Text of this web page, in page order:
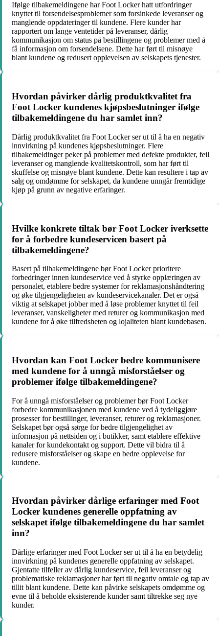
Ifølge tilbakemeldingene har Foot Locker hatt utfordringer
knyttet til forsendelsesproblemer som forsinkede leveranser og
manglende oppdateringer til kundene. Flere kunder har
rapportert om lange ventetider på leveranser, dårlig
kommunikasjon om status på bestillingene og problemer med å
få informasjon om forsendelsene. Dette har ført til misnøye
blant kundene og redusert opplevelsen av selskapets tjenester.
Hvordan påvirker dårlig produktkvalitet fra
Foot Locker kundenes kjøpsbeslutninger ifølge
tilbakemeldingene du har samlet inn?
Dårlig produktkvalitet fra Foot Locker ser ut til å ha en negativ
innvirkning på kundenes kjøpsbeslutninger. Flere
tilbakemeldinger peker på problemer med defekte produkter, feil
leveranser og manglende kvalitetskontroll, som har ført til
skuffelse og misnøye blant kundene. Dette kan resultere i tap av
salg og omdømme for selskapet, da kundene unngår fremtidige
kjøp på grunn av negative erfaringer.
Hvilke konkrete tiltak bør Foot Locker iverksette
for å forbedre kundeservicen basert på
tilbakemeldingene?
Basert på tilbakemeldingene bør Foot Locker prioritere
forbedringer innen kundeservice ved å styrke opplæringen av
personalet, etablere bedre systemer for reklamasjonshåndtering
og øke tilgjengeligheten av kundeservicekanaler. Det er også
viktig at selskapet jobber med å løse problemer knyttet til feil
leveranser, vanskeligheter med returer og kommunikasjon med
kundene for å øke tilfredsheten og lojaliteten blant kundebasen.
Hvordan kan Foot Locker bedre kommunisere
med kundene for å unngå misforståelser og
problemer ifølge tilbakemeldingene?
For å unngå misforståelser og problemer bør Foot Locker
forbedre kommunikasjonen med kundene ved å tydeliggjøre
prosesser for bestillinger, leveranser, returer og reklamasjoner.
Selskapet bør også sørge for bedre tilgjengelighet av
informasjon på nettsiden og i butikker, samt etablere effektive
kanaler for kundekontakt og support. Dette vil bidra til å
redusere misforståelser og skape en bedre opplevelse for
kundene.
Hvordan påvirker dårlige erfaringer med Foot
Locker kundenes generelle oppfatning av
selskapet ifølge tilbakemeldingene du har samlet
inn?
Dårlige erfaringer med Foot Locker ser ut til å ha en betydelig
innvirkning på kundenes generelle oppfatning av selskapet.
Gjentatte tilfeller av dårlig kundeservice, feil leveranser og
problematiske reklamasjoner har ført til negativ omtale og tap av
tillit blant kundene. Dette kan påvirke selskapets omdømme og
evne til å beholde eksisterende kunder samt tiltrekke seg nye
kunder.